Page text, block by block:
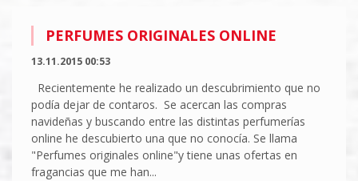
PERFUMES ORIGINALES ONLINE
13.11.2015 00:53
Recientemente he realizado un descubrimiento que no
podía dejar de contaros. Se acercan las compras
navideñas y buscando entre las distintas perfumerías
online he descubierto una que no conocía. Se llama
"Perfumes originales online"y tiene unas ofertas en
fragancias que me han...